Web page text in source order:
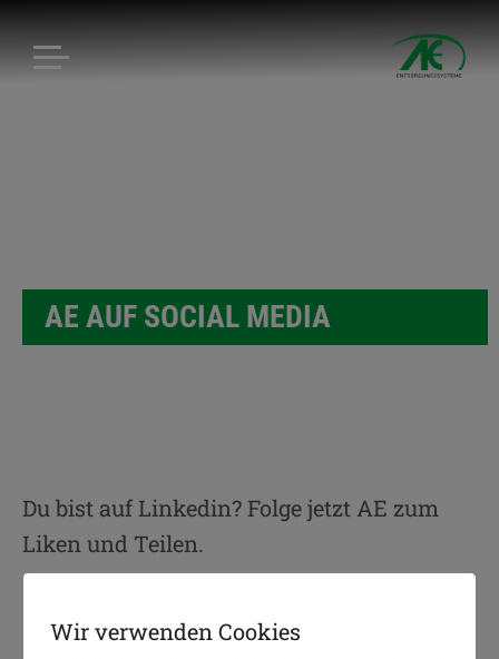
AE AUF SOCIAL MEDIA
Du bist auf Linkedin? Folge jetzt AE zum
Liken und Teilen.
Wir verwenden Cookies